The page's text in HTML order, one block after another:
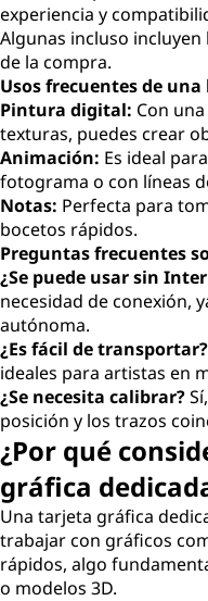
experiencia y
Algunas incluso
de la compra.
Usos frecuentes de
Pintura digital: Con
texturas, puedes crear
Animación: Es ideal
fotograma o con líneas
Notas: Perfecta para
bocetos rápidos.
Preguntas frecuentes
¿Se puede usar sin
necesidad de conexión,
autónoma.
¿Es fácil de transportar?
ideales para artistas en
¿Se necesita calibrar?
posición y los trazos
¿Por qué
gráfica
Una tarjeta gráfica
trabajar con gráficos
rápidos, algo
o modelos 3D.